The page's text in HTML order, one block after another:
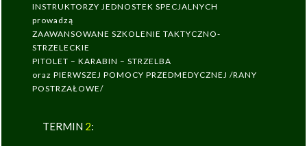
INSTRUKTORZY JEDNOSTEK SPECJALNYCH
prowadzą
ZAAWANSOWANE SZKOLENIE TAKTYCZNO-
STRZELECKIE
PITOLET – KARABIN – STRZELBA
oraz PIERWSZEJ POMOCY PRZEDMEDYCZNEJ /RANY
POSTRZAŁOWE/
TERMIN 2: